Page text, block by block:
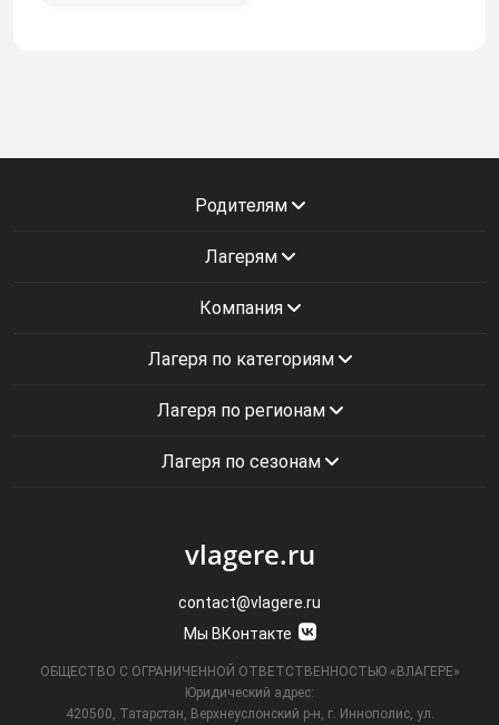
Родителям
Лагерям
Компания
Лагеря по категориям
Лагеря по регионам
Лагеря по сезонам
vlagere.ru
contact@vlagere.ru
Мы ВКонтакте
ОБЩЕСТВО С ОГРАНИЧЕННОЙ ОТВЕТСТВЕННОСТЬЮ «ВЛАГЕРЕ»
Юридический адрес:
420500, Татарстан, Верхнеуслонский р-н, г. Иннополис, ул.